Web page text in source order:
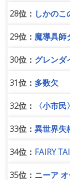
28位： しかの
29位： 魔導具師
30位： グレンダ
31位： 多数欠
32位： 〈小市
33位： 異世界失
34位： FAIRY
35位： ニーア